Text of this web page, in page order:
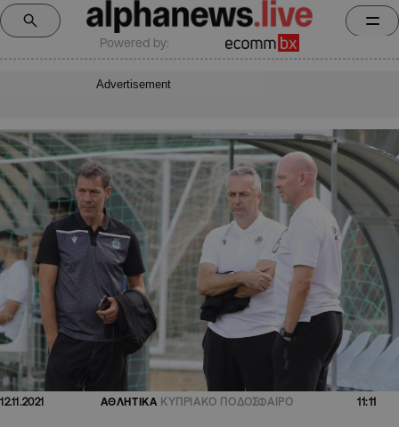
Powered by:
Advertisement
12.11.2021 ΑΘΛΗΤΙΚΑ ΚΥΠΡΙΑΚΟ ΠΟΔΟΣΦΑΙΡΟ 11:11